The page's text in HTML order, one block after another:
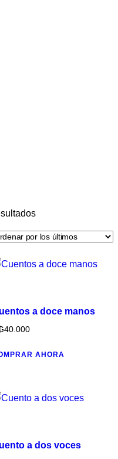
a doce manos
40.000
AHORA
a dos voces